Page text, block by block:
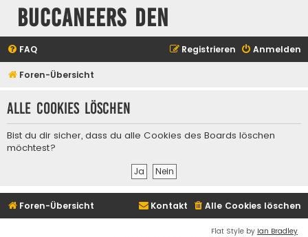
Buccaneers Den
FAQ Anmelden
Registrieren
Foren-Übersicht
Alle Cookies löschen
Bist du dir sicher, dass du alle Cookies des Boards löschen
möchtest?
Foren-Übersicht Alle Cookies löschen
Kontakt
Flat Style by Ian Bradley